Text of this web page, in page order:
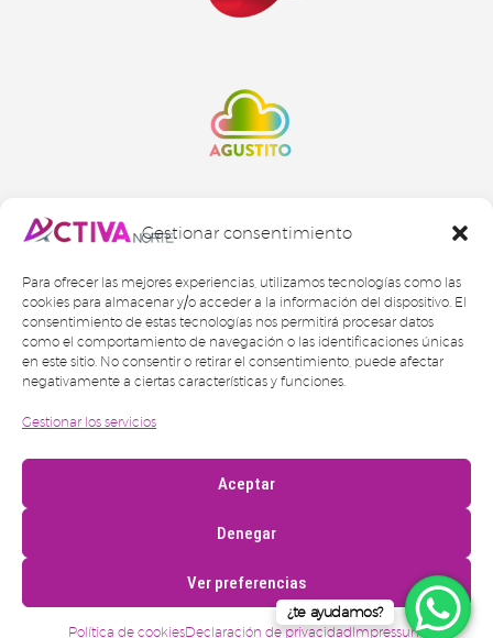
Gestionar consentimiento
Para ofrecer las mejores experiencias, utilizamos tecnologías como las
cookies para almacenar y/o acceder a la información del dispositivo. El
consentimiento de estas tecnologías nos permitirá procesar datos
como el comportamiento de navegación o las identificaciones únicas
en este sitio. No consentir o retirar el consentimiento, puede afectar
negativamente a ciertas características y funciones.
Gestionar los servicios
Aceptar
Denegar
Ver preferencias
Política de cookiesDeclaración de privacidadImpressum
–Diseño y desarrollo Semilla
¿te ayudamos?